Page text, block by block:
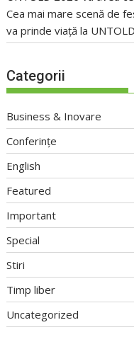
Cea mai mare scenă de
va prinde viață la
Categorii
Business & Inovare
Conferințe
English
Featured
Important
Special
Stiri
Timp liber
Uncategorized